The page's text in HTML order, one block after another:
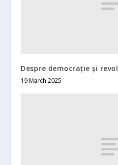
Despre democrație și
19 March 2025